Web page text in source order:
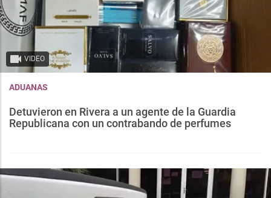
VIDEO
ADUANAS
Detuvieron en Rivera a un agente de la Guardia
Republicana con un contrabando de perfumes